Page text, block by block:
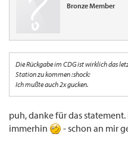
Bronze Member
Die Rückgabe im CDG ist wirklich das
Station zu kommen :shock:
Ich mußte auch 2x gucken.
puh, danke für das
immerhin
- schon an mir